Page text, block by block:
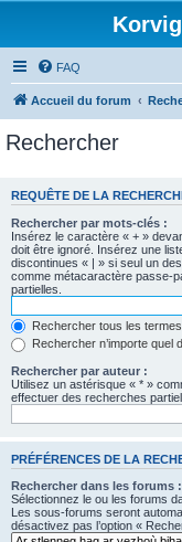
FAQ
Accueil du forum
Rechercher
REQUÊTE DE LA
Rechercher par mots-clés :
Insérez le caractère « + »
doit être ignoré. Insérez une
discontinues « | » si seul un
comme métacaractère passe-
partielles.
Rechercher tous les
Rechercher n’importe quel
Rechercher par auteur :
Utilisez un astérisque « * »
effectuer des recherches
PRÉFÉRENCES DE LA
Rechercher dans les forums :
Sélectionnez le ou les forums
Les sous-forums seront
désactivez pas l’option «